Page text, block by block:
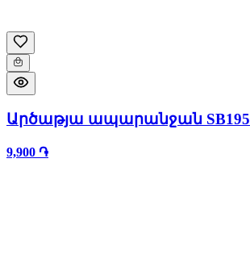
Արծաթյա ապարանջան SB195
9,900 ֏